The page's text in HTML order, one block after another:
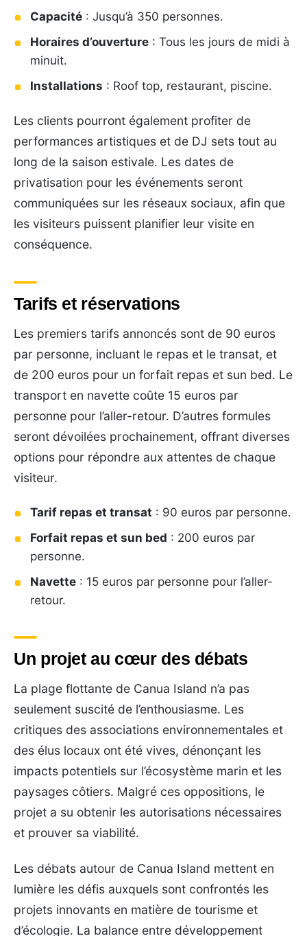
Capacité : Jusqu’à 350 personnes.
Horaires d’ouverture : Tous les jours de midi à
minuit.
Installations : Roof top, restaurant, piscine.
Les clients pourront également profiter de
performances artistiques et de DJ sets tout au
long de la saison estivale. Les dates de
privatisation pour les événements seront
communiquées sur les réseaux sociaux, afin que
les visiteurs puissent planifier leur visite en
conséquence.
Tarifs et réservations
Les premiers tarifs annoncés sont de 90 euros
par personne, incluant le repas et le transat, et
de 200 euros pour un forfait repas et sun bed. Le
transport en navette coûte 15 euros par
personne pour l’aller-retour. D’autres formules
seront dévoilées prochainement, offrant diverses
options pour répondre aux attentes de chaque
visiteur.
Tarif repas et transat : 90 euros par personne.
Forfait repas et sun bed : 200 euros par
personne.
Navette : 15 euros par personne pour l’aller-
retour.
Un projet au cœur des débats
La plage flottante de Canua Island n’a pas
seulement suscité de l’enthousiasme. Les
critiques des associations environnementales et
des élus locaux ont été vives, dénonçant les
impacts potentiels sur l’écosystème marin et les
paysages côtiers. Malgré ces oppositions, le
projet a su obtenir les autorisations nécessaires
et prouver sa viabilité.
Les débats autour de Canua Island mettent en
lumière les défis auxquels sont confrontés les
projets innovants en matière de tourisme et
d’écologie. La balance entre développement